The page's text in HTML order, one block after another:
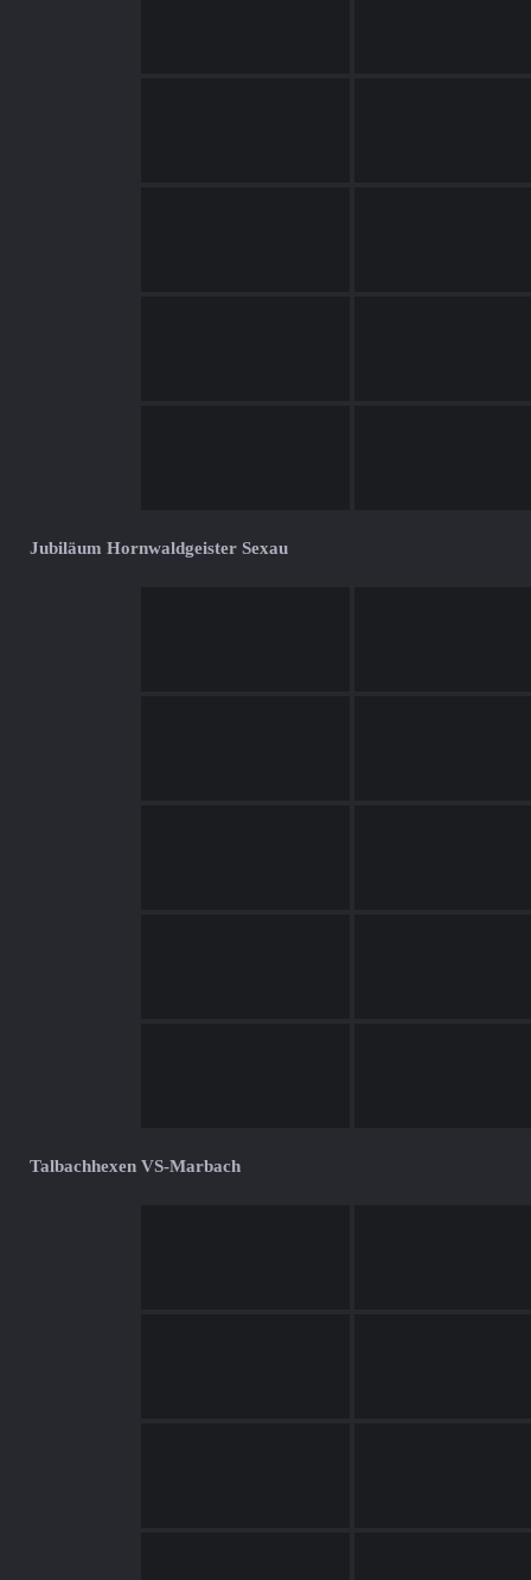
Jubiläum Hornwaldgeister Sexau
Talbachhexen VS-Marbach